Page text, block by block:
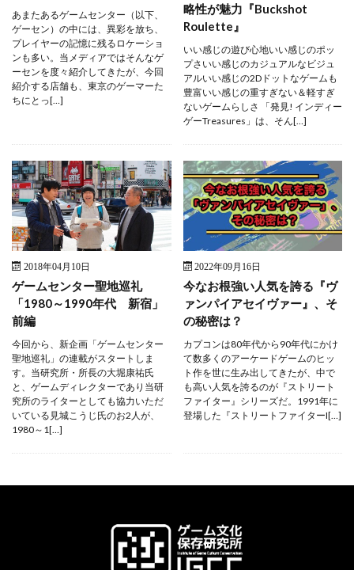
あまたあるゲームセンター（以下、
ゲーセン）の中には、異彩を放ち、
プレイヤーの記憶に残るロケーショ
ンも多い。当メディアではそんなゲ
ーセンを度々紹介してきたが、今回
紹介する店舗も、東京のゲーマーた
ちにとっ[…]
略性が魅力『Buckshot
Roulette』
いい感じの遊び心地いい感じのポッ
プさいい感じのカジュアルなビジュ
アルいい感じの2Dドットなゲームも
豊富いい感じの重すぎない＆軽すぎ
ないゲームらしさ 「発見! インディー
ゲーTreasures」は、そん[…]
2018年04月10日
ゲームセンター聖地巡礼
「1980～1990年代 新宿」
前編
今回から、新企画「ゲームセンター
聖地巡礼」の連載がスタートしま
す。当研究所・所長の大堀康祐氏
と、ゲームディレクターであり当研
究所のライターとしても協力いただ
いている見城こうじ氏のお2人が、
1980～1[…]
2022年09月16日
今なお根強い人気を誇る『ヴ
ァンパイアセイヴァー』、そ
の秘密は？
カプコンは80年代から90年代にかけ
て数多くのアーケードゲームのヒッ
ト作を世に生み出してきたが、中で
も高い人気を誇るのが『ストリート
ファイター』シリーズだ。1991年に
登場した『ストリートファイターI[…]